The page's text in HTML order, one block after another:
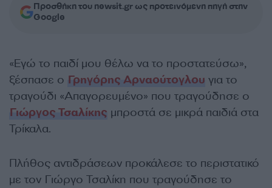
Προσθήκη του newsit.gr ως προτεινόμενη πηγή στην
Google
«Εγώ το παιδί μου θέλω να το προστατεύσω»,
ξέσπασε ο Γρηγόρης Αρναούτογλου για το
τραγούδι «Απαγορευμένο» που τραγούδησε ο
Γιώργος Τσαλίκης μπροστά σε μικρά παιδιά στα
Τρίκαλα.
Πλήθος αντιδράσεων προκάλεσε το περιστατικό
με τον Γιώργο Τσαλίκη που τραγούδησε το